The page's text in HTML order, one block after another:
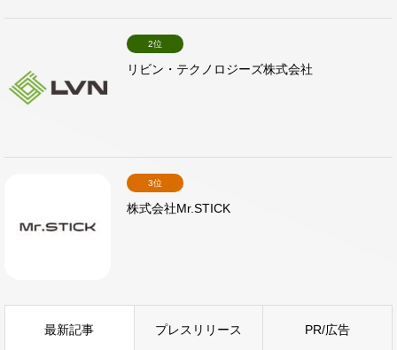
2位
リビン・テクノロジーズ株式会社
3位
株式会社Mr.STICK
最新記事 プレスリリース PR/広告